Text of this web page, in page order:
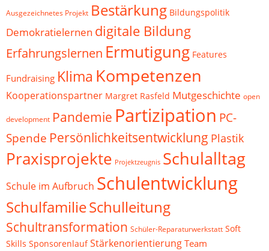
Ausgezeichnetes Projekt Bestärkung Bildungspolitik
Demokratielernen digitale Bildung
Erfahrungslernen Ermutigung Features
Fundraising Klima Kompetenzen
Kooperationspartner Margret Rasfeld Mutgeschichte open
development Pandemie Partizipation PC-
Spende Persönlichkeitsentwicklung Plastik
Praxisprojekte Projektzeugnis Schulalltag
Schule im Aufbruch Schulentwicklung
SchulfamilieSchulleitung
Schultransformation Schüler-Reparaturwerkstatt Soft
Skills Sponsorenlauf Stärkenorientierung Team